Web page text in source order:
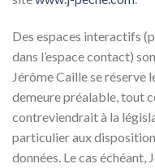
Des espaces interactifs
dans l’espace contact)
Jérôme Caille se réserve
demeure préalable, tout
contreviendrait à la
particulier aux
données. Le cas échéant,